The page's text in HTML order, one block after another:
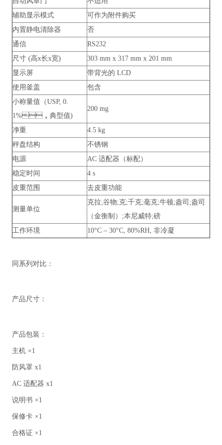
辅助显示模式
可作为附件购买
内置静电清除器
否
通信
RS232
尺寸 (高x长x宽)
303 mm x 317 mm x 201 mm
显示屏
带背光的 LCD
使用釜盖
包含
小称量值（USP, 0.
1%，典型值)
200 mg
净重
4.5 kg
秤盘结构
不锈钢
电源
AC 适配器（标配）
稳定时间
4 s
皮重范围
去皮重功能
测量单位
克拉;谷物;克;千克;毫克;牛顿;盎司;盎司
（金衡制）;本尼威特;磅
工作环境
10°C – 30°C, 80%RH, 非冷凝
同系列对比：
产品尺寸：
产品包装：
主机 ×1
防风罩 x1
AC 适配器 x1
说明书 ×1
保修卡 ×1
合格证 ×1